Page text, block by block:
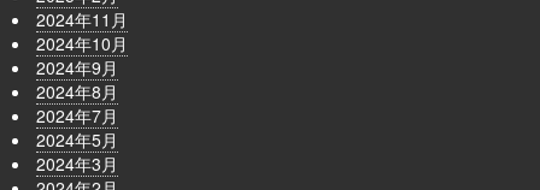
2024年11月
2024年10月
2024年9月
2024年8月
2024年7月
2024年5月
2024年3月